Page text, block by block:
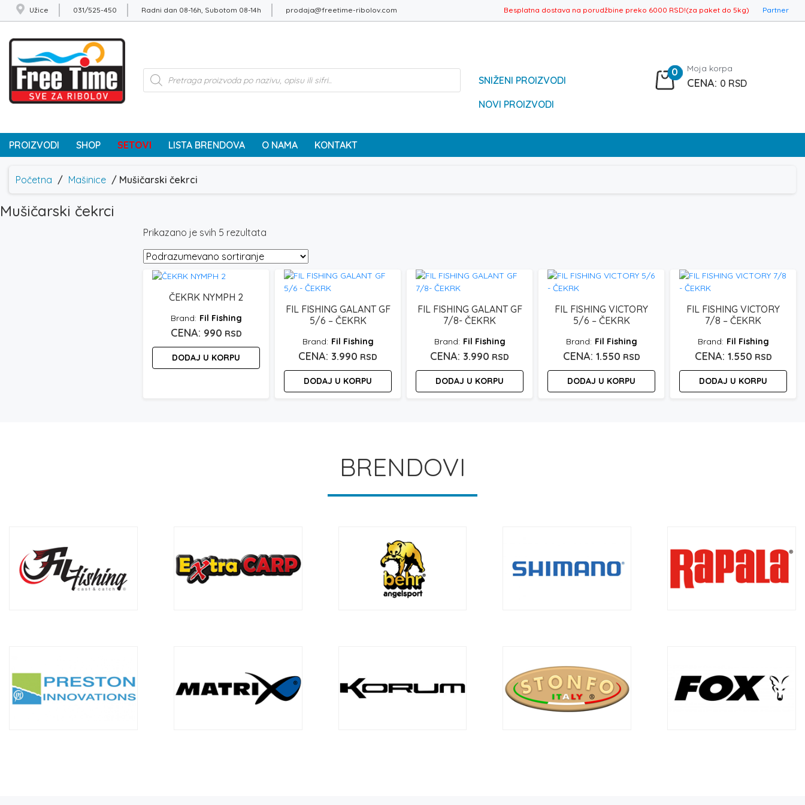
Užice 031/525-450 Radni dan 08-16h, Subotom 08-14h prodaja@freetime-ribolov.com Besplatna dostava na porudžbine preko 6000 RSD!(za paket do 5kg) Partner
Products
search
SNIŽENI PROIZVODI
NOVI PROIZVODI
0 Moja korpa
0 RSD
PROIZVODI SHOP SETOVI LISTA BRENDOVA O NAMA KONTAKT
Početna / Mašinice / Mušičarski čekrci
Mušičarski čekrci
Prikazano je svih 5 rezultata
ČEKRK NYMPH 2
Fil Fishing
990 RSD
DODAJ U KORPU
FIL FISHING GALANT GF
5/6 – ČEKRK
Fil Fishing
3.990 RSD
DODAJ U KORPU
FIL FISHING GALANT GF
7/8- ČEKRK
Fil Fishing
3.990 RSD
DODAJ U KORPU
FIL FISHING VICTORY
5/6 – ČEKRK
Fil Fishing
1.550 RSD
DODAJ U KORPU
FIL FISHING VICTORY
7/8 – ČEKRK
Fil Fishing
1.550 RSD
DODAJ U KORPU
BRENDOVI